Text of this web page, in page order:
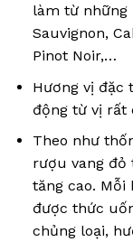
làm từ những
Sauvignon,
Pinot Noir,…
Hương vị đặc
động từ vị rất
Theo như
rượu vang đỏ
tăng cao. Mỗi
được thức
chủng loại,